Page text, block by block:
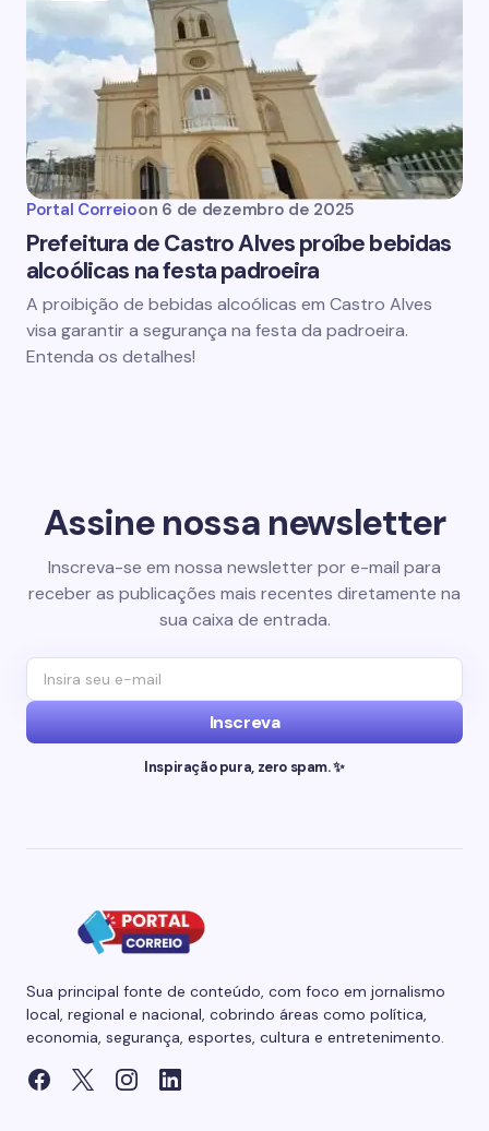
Portal Correioon 6 de dezembro de 2025
Prefeitura de Castro Alves proíbe bebidas
alcoólicas na festa padroeira
A proibição de bebidas alcoólicas em Castro Alves
visa garantir a segurança na festa da padroeira.
Entenda os detalhes!
Assine nossa newsletter
Inscreva-se em nossa newsletter por e-mail para
receber as publicações mais recentes diretamente na
sua caixa de entrada.
Inscreva
Inspiração pura, zero spam. ✨
Sua principal fonte de conteúdo, com foco em jornalismo
local, regional e nacional, cobrindo áreas como política,
economia, segurança, esportes, cultura e entretenimento.